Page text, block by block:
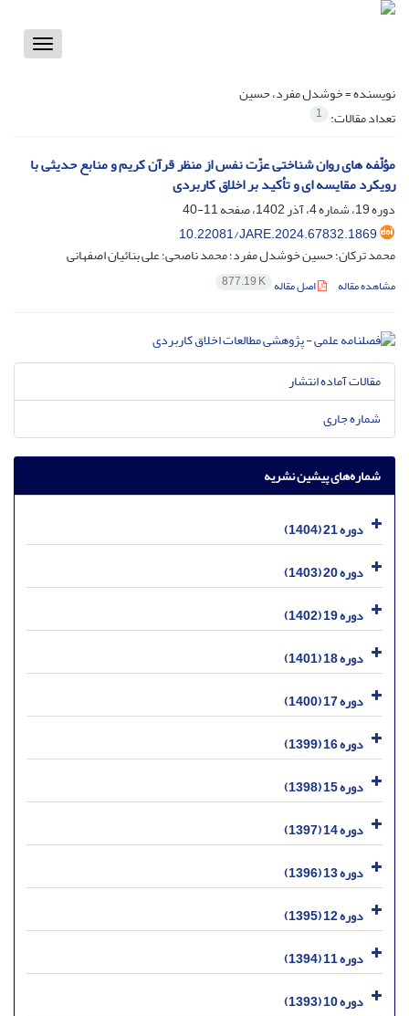
Toggle
نویسنده =خوشدل مفرد، حسین
تعداد مقالات: 1
مؤلّفه هاى روان شناختى عزّت نفس از منظر قرآن کریم و منابع حدیثى با
رویکرد مقایسه ای و تأکید بر اخلاق کاربردی
دوره 19، شماره 4، آذر 1402، صفحه
11-40
10.22081/JARE.2024.67832.1869
محمد ترکان؛ حسین خوشدل مفرد؛ محمد ناصحی؛ علی بنائیان اصفهانی
مشاهده مقاله اصل مقاله 877.19 K
مقالات آماده انتشار
شماره جاری
شماره‌های پیشین نشریه
دوره 21 (1404)
دوره 20 (1403)
دوره 19 (1402)
دوره 18 (1401)
دوره 17 (1400)
دوره 16 (1399)
دوره 15 (1398)
دوره 14 (1397)
دوره 13 (1396)
دوره 12 (1395)
دوره 11 (1394)
دوره 10 (1393)